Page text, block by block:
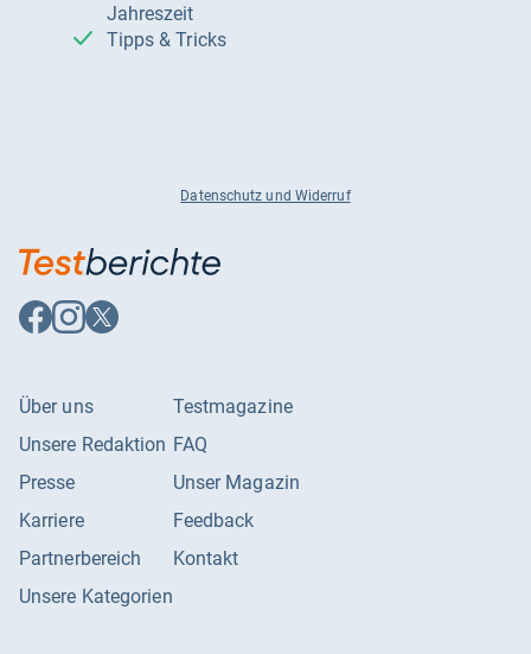
Jahreszeit
Tipps & Tricks
Datenschutz und Widerruf
Auf
Facebook
Auf
Instagram
Auf
X
Über uns
Unsere Redaktion
Presse
Karriere
Partnerbereich
Unsere Kategorien
Testmagazine
FAQ
Unser Magazin
Feedback
Kontakt